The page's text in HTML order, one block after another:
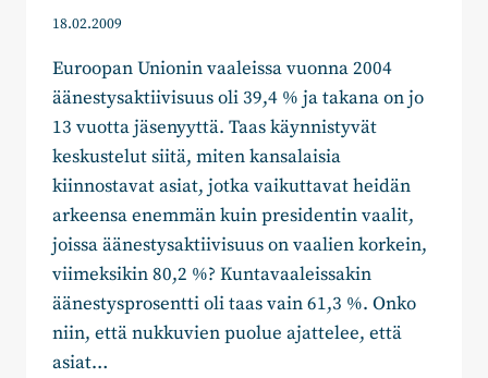
18.02.2009
Euroopan Unionin vaaleissa vuonna 2004
äänestysaktiivisuus oli 39,4 % ja takana on jo
13 vuotta jäsenyyttä. Taas käynnistyvät
keskustelut siitä, miten kansalaisia
kiinnostavat asiat, jotka vaikuttavat heidän
arkeensa enemmän kuin presidentin vaalit,
joissa äänestysaktiivisuus on vaalien korkein,
viimeksikin 80,2 %? Kuntavaaleissakin
äänestysprosentti oli taas vain 61,3 %. Onko
niin, että nukkuvien puolue ajattelee, että
asiat…